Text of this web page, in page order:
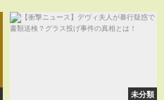
未分類